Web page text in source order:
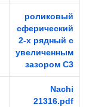
роликовый
сферический
2-х рядный с
увеличенным
зазором C3
Nachi
21316.pdf